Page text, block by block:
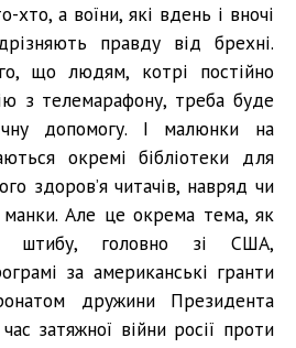
хто, а воїни, які вдень і вночі
правду від брехні.
що людям, котрі постійно
з телемарафону, треба буде
допомогу. І малюнки на
окремі бібліотеки для
здоров’я читачів, навряд чи
Але це окрема тема, як
штибу, головно зі США,
за американські гранти
дружини Президента
затяжної війни росії проти